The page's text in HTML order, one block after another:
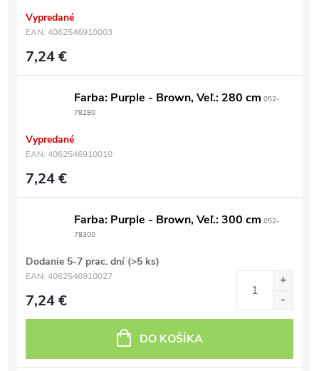
Vypredané
EAN: 4062546910003
7,24 €
Farba: Purple - Brown, Veľ.: 280 cm 052-
78280
Vypredané
EAN: 4062546910010
7,24 €
Farba: Purple - Brown, Veľ.: 300 cm 052-
78300
Dodanie 5-7 prac. dní (>5 ks)
EAN: 4062546910027
7,24 €
DO KOŠÍKA